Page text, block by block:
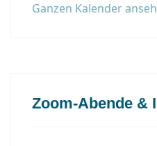
Ganzen Kalender
Zoom-Abende &